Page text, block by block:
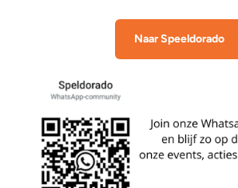
Naar Speeldorado